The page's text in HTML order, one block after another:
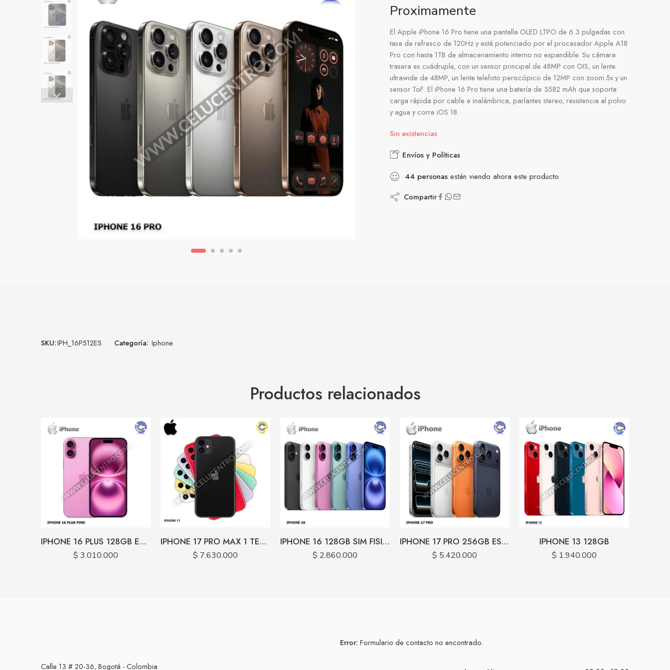
Proximamente
El Apple iPhone 16 Pro tiene una pantalla OLED LTPO de 6.3 pulgadas con
tasa de refresco de 120Hz y está potenciado por el procesador Apple A18
Pro con hasta 1TB de almacenamiento interno no expandible. Su cámara
trasera es cuádruple, con un sensor principal de 48MP con OIS, un lente
ultrawide de 48MP, un lente telefoto periscópico de 12MP con zoom 5x y un
sensor ToF. El iPhone 16 Pro tiene una batería de 3582 mAh que soporta
carga rápida por cable e inalámbrica, parlantes stereo, resistencia al polvo
y agua y corre iOS 18.
Sin existencias
Envíos y Políticas
44 personas están viendo ahora este producto
Compartir
SKU:IPH_16P512ES Categoría: Iphone
Productos relacionados
IPHONE 16 PLUS 128GB ESIM
$ 3.010.000
IPHONE 17 PRO MAX 1 TERA ESIM
$ 7.630.000
IPHONE 16 128GB SIM FISICA
$ 2.860.000
IPHONE 17 PRO 256GB ESIM
$ 5.420.000
IPHONE 13 128GB
$ 1.940.000
Calle 13 # 20-36, Bogotá - Colombia
Error: Formulario de contacto no encontrado.